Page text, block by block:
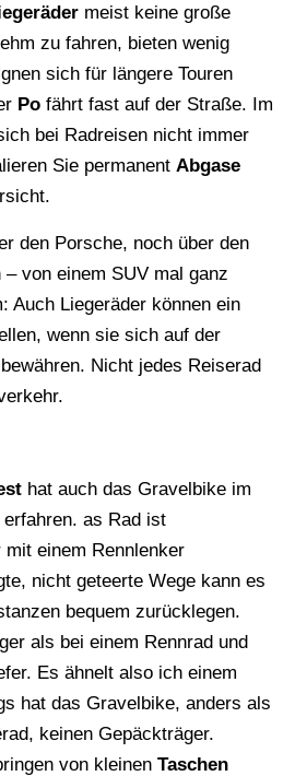
meist keine große
zu fahren, bieten wenig
sich für längere Touren
Po fährt fast auf der Straße. Im
bei Radreisen nicht immer
Sie permanent Abgase
den Porsche, noch über den
von einem SUV mal ganz
Auch Liegeräder können ein
wenn sie sich auf der
bewähren. Nicht jedes Reiserad
hat auch das Gravelbike im
as Rad ist
einem Rennlenker
nicht geteerte Wege kann es
bequem zurücklegen.
als bei einem Rennrad und
Es ähnelt also ich einem
hat das Gravelbike, anders als
keinen Gepäckträger.
von kleinen Taschen